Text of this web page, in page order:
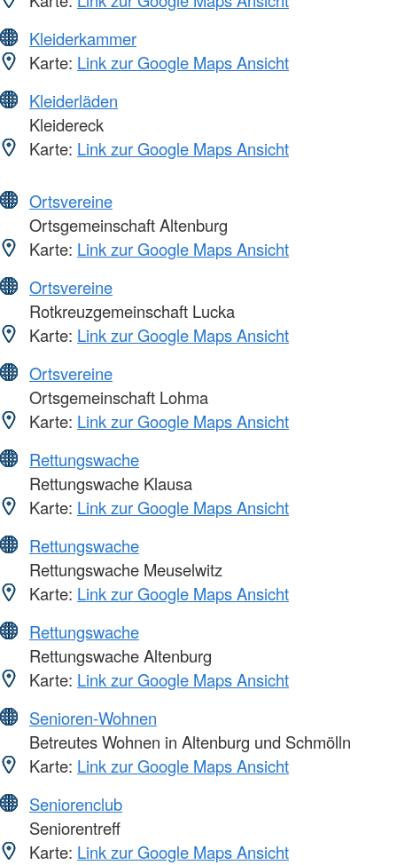
Kleiderkammer
Karte: Link zur Google Maps Ansicht
Kleiderläden
Kleidereck
Karte: Link zur Google Maps Ansicht
Ortsvereine
Ortsgemeinschaft Altenburg
Karte: Link zur Google Maps Ansicht
Ortsvereine
Rotkreuzgemeinschaft Lucka
Karte: Link zur Google Maps Ansicht
Ortsvereine
Ortsgemeinschaft Lohma
Karte: Link zur Google Maps Ansicht
Rettungswache
Rettungswache Klausa
Karte: Link zur Google Maps Ansicht
Rettungswache
Rettungswache Meuselwitz
Karte: Link zur Google Maps Ansicht
Rettungswache
Rettungswache Altenburg
Karte: Link zur Google Maps Ansicht
Senioren-Wohnen
Betreutes Wohnen in Altenburg und Schmölln
Karte: Link zur Google Maps Ansicht
Seniorenclub
Seniorentreff
Karte: Link zur Google Maps Ansicht